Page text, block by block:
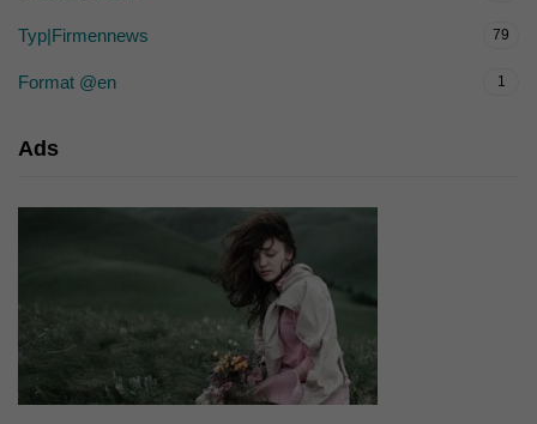
Typ|Firmennews 79
Format @en 1
Ads